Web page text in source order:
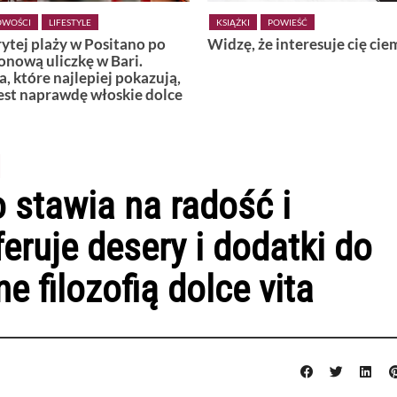
POWIEŚĆ
że interesuje cię ciemność
KSIĄŻKI POWIEŚĆ
Wiedźmy z Vardø
stawia na radość i
desery i dodatki do
filozofią dolce vita